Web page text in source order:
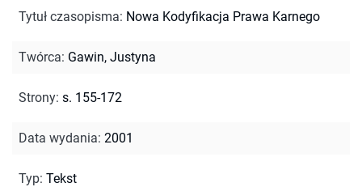
Tytuł czasopisma: Nowa Kodyfikacja Prawa Karnego
Twórca: Gawin, Justyna
Strony: s. 155-172
Data wydania: 2001
Typ: Tekst